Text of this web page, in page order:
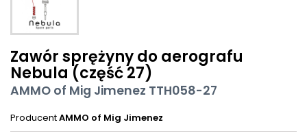
Zawór sprężyny do aerografu
Nebula (część 27)
AMMO of Mig Jimenez TTH058-27
ProducentAMMO of Mig Jimenez